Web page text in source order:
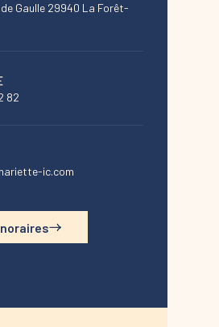
de Gaulle 29940 La Forêt-
82
ic.com